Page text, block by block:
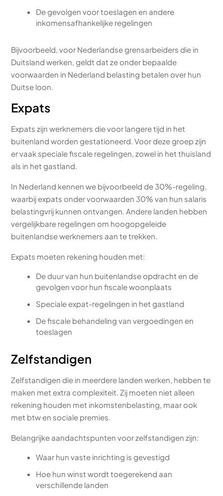
De gevolgen voor toeslagen en andere
inkomensafhankelijke regelingen
Bijvoorbeeld, voor Nederlandse grensarbeiders die in
Duitsland werken, geldt dat ze onder bepaalde
voorwaarden in Nederland belasting betalen over hun
Duitse loon.
Expats
Expats zijn werknemers die voor langere tijd in het
buitenland worden gestationeerd. Voor deze groep zijn
er vaak speciale fiscale regelingen, zowel in het thuisland
als in het gastland.
In Nederland kennen we bijvoorbeeld de 30%-regeling,
waarbij expats onder voorwaarden 30% van hun salaris
belastingvrij kunnen ontvangen. Andere landen hebben
vergelijkbare regelingen om hoogopgeleide
buitenlandse werknemers aan te trekken.
Expats moeten rekening houden met:
De duur van hun buitenlandse opdracht en de
gevolgen voor hun fiscale woonplaats
Speciale expat-regelingen in het gastland
De fiscale behandeling van vergoedingen en
toeslagen
Zelfstandigen
Zelfstandigen die in meerdere landen werken, hebben te
maken met extra complexiteit. Zij moeten niet alleen
rekening houden met inkomstenbelasting, maar ook
met btw en sociale premies.
Belangrijke aandachtspunten voor zelfstandigen zijn:
Waar hun vaste inrichting is gevestigd
Hoe hun winst wordt toegerekend aan
verschillende landen